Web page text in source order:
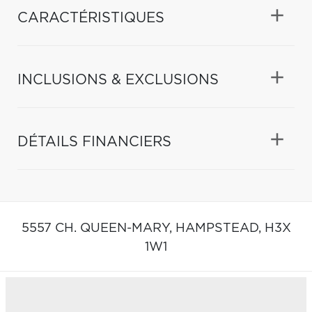
CARACTÉRISTIQUES
INCLUSIONS & EXCLUSIONS
DÉTAILS FINANCIERS
5557 CH. QUEEN-MARY, HAMPSTEAD, H3X
1W1